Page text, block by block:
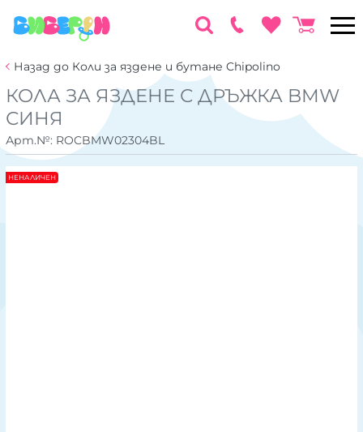
Назад до Коли за яздене и бутане Chipolino
КОЛА ЗА ЯЗДЕНЕ С ДРЪЖКА BMW
СИНЯ
Арт.№: ROCBMW02304BL
НЕНАЛИЧЕН